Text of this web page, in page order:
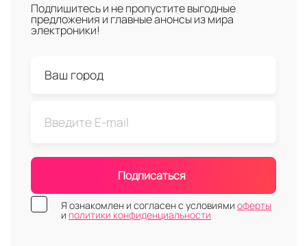
Подпишитесь и не пропустите выгодные
предложения и главные анонсы из мира
электроники!
Подписаться
Я ознакомлен и согласен с условиями оферты
и политики конфиденциальности